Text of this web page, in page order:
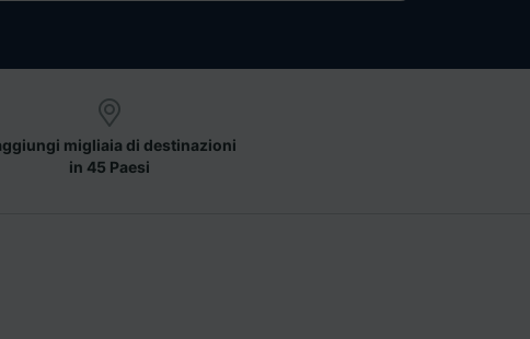
migliaia di destinazioni
in 45 Paesi